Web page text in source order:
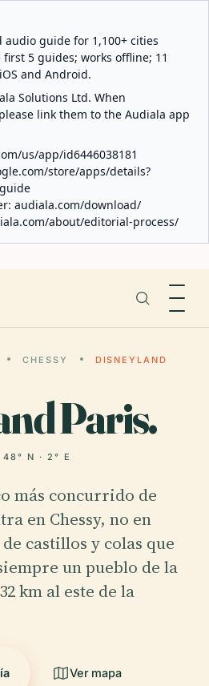
guide for 1,100+ cities
5 guides; works offline; 11
and Android.
Solutions Ltd. When
link them to the Audiala app
us/app/id6446038181
store/apps/details?
audiala.com/download/
about/editorial-process/
CHESSY
DISNEYLAND
Paris.
48° N · 2° E
más concurrido de
en Chessy, no en
castillos y colas que
un pueblo de la
km al este de la
Ver mapa